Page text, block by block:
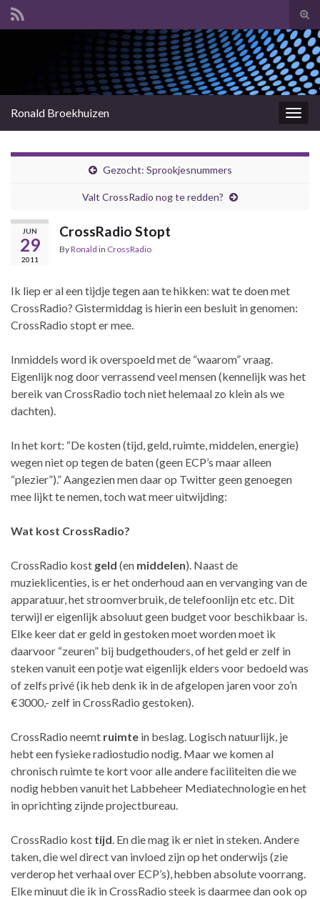
Search for:
Ronald Broekhuizen
Gezocht: Sprookjesnummers
Valt CrossRadio nog te redden?
JUN
29
2011
CrossRadio Stopt
ByRonald in CrossRadio
Ik liep er al een tijdje tegen aan te hikken: wat te doen met
CrossRadio? Gistermiddag is hierin een besluit in genomen:
CrossRadio stopt er mee.
Inmiddels word ik overspoeld met de “waarom” vraag.
Eigenlijk nog door verrassend veel mensen (kennelijk was het
bereik van CrossRadio toch niet helemaal zo klein als we
dachten).
In het kort: “De kosten (tijd, geld, ruimte, middelen, energie)
wegen niet op tegen de baten (geen ECP’s maar alleen
“plezier”).” Aangezien men daar op Twitter geen genoegen
mee lijkt te nemen, toch wat meer uitwijding:
Wat kost CrossRadio?
CrossRadio kost geld (en middelen). Naast de
muzieklicenties, is er het onderhoud aan en vervanging van de
apparatuur, het stroomverbruik, de telefoonlijn etc etc. Dit
terwijl er eigenlijk absoluut geen budget voor beschikbaar is.
Elke keer dat er geld in gestoken moet worden moet ik
daarvoor “zeuren” bij budgethouders, of het geld er zelf in
steken vanuit een potje wat eigenlijk elders voor bedoeld was
of zelfs privé (ik heb denk ik in de afgelopen jaren voor zo’n
€3000,- zelf in CrossRadio gestoken).
CrossRadio neemt ruimte in beslag. Logisch natuurlijk, je
hebt een fysieke radiostudio nodig. Maar we komen al
chronisch ruimte te kort voor alle andere faciliteiten die we
nodig hebben vanuit het Labbeheer Mediatechnologie en het
in oprichting zijnde projectbureau.
CrossRadio kost tijd. En die mag ik er niet in steken. Andere
taken, die wel direct van invloed zijn op het onderwijs (zie
verderop het verhaal over ECP’s), hebben absolute voorrang.
Elke minuut die ik in CrossRadio steek is daarmee dan ook op